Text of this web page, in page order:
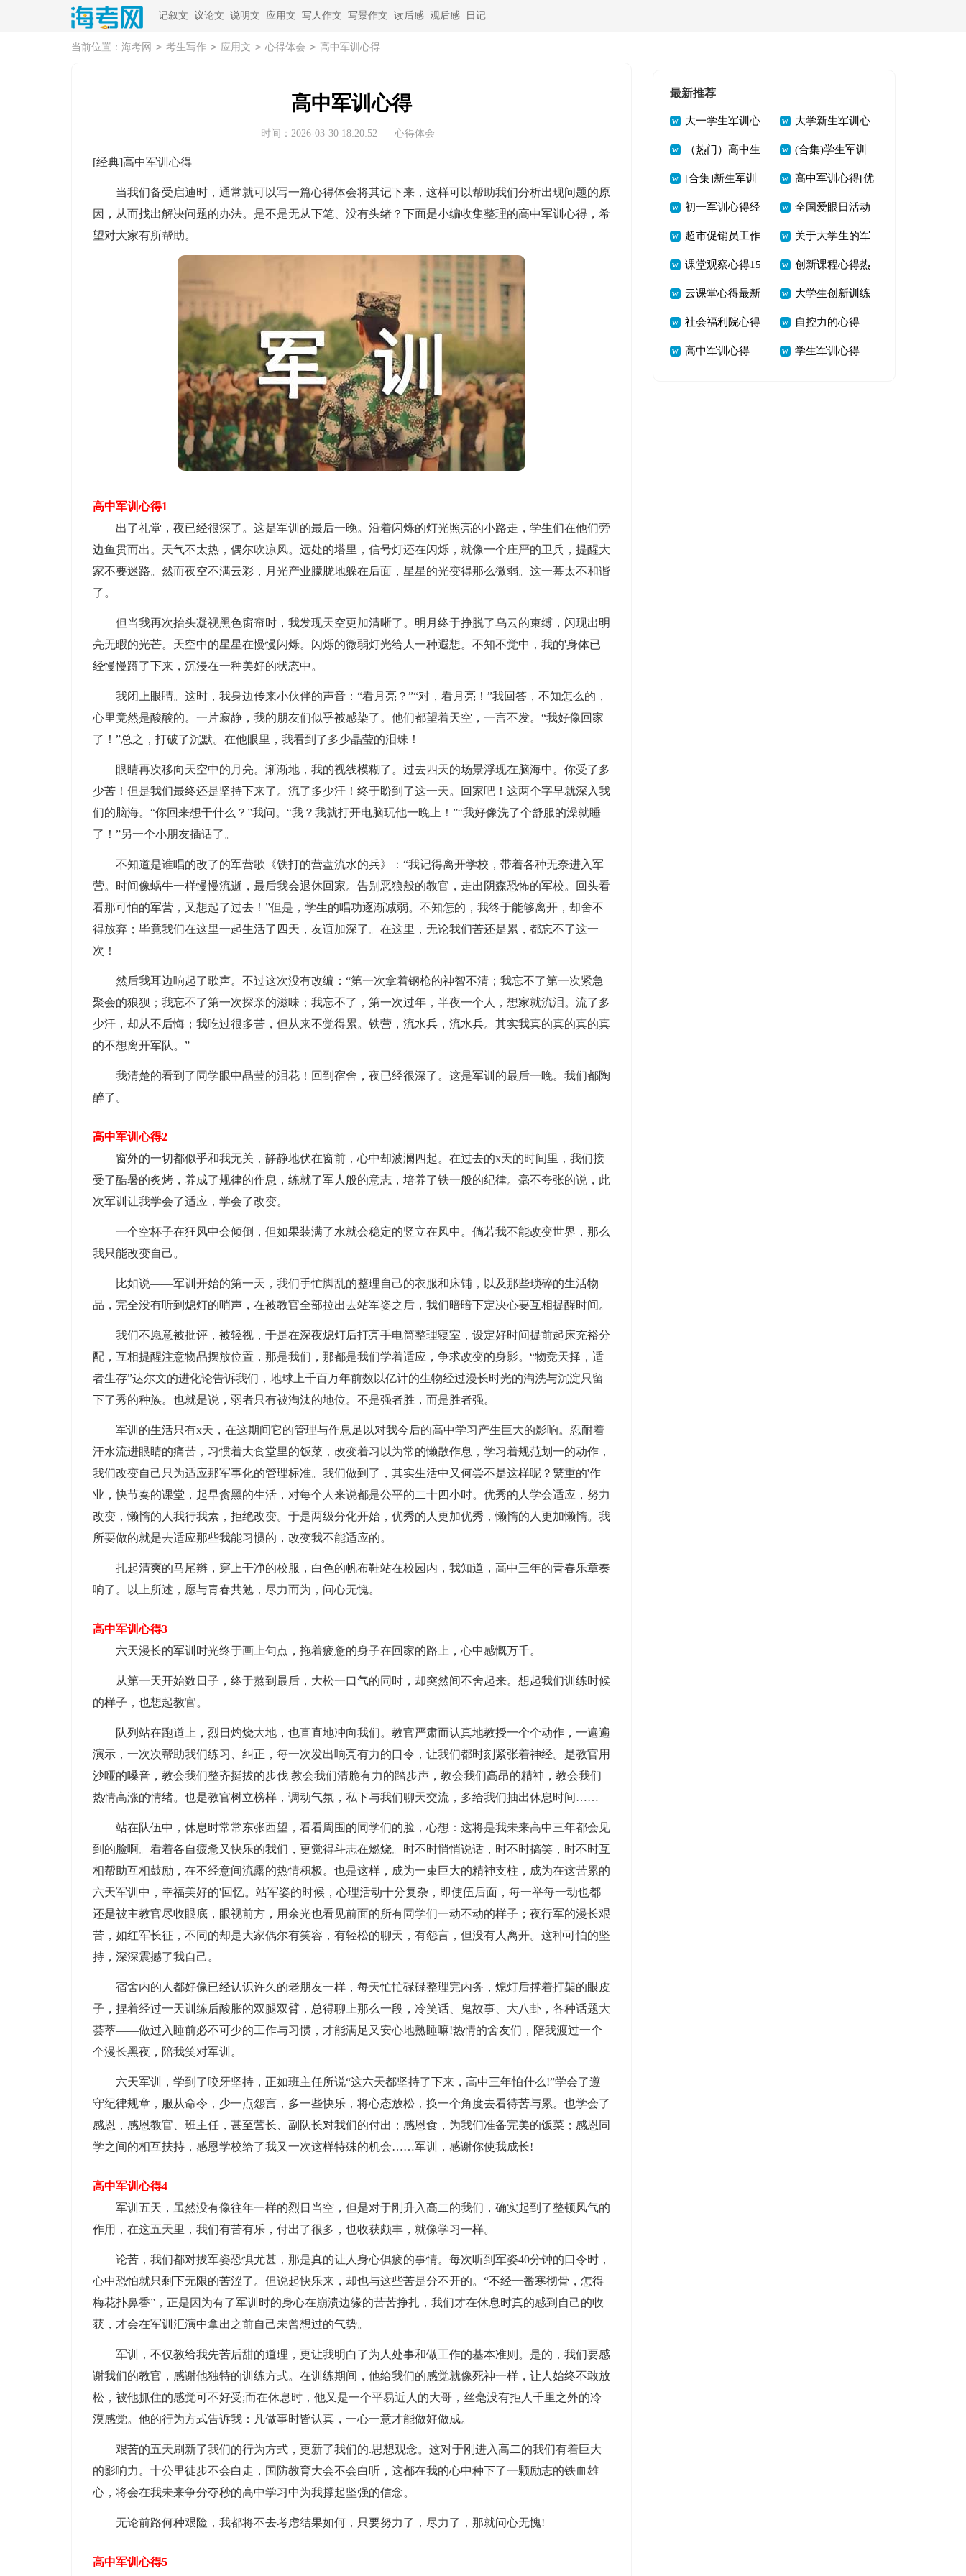
记叙文 议论文 说明文 应用文 写人作文 写景作文 读后感 观后感 日记
当前位置： 海考网 > 考生写作 > 应用文 > 心得体会 > 高中军训心得
高中军训心得
时间：2026-03-30 18:20:52 心得体会
[经典]高中军训心得
当我们备受启迪时，通常就可以写一篇心得体会将其记下来，这样可以帮助我们分析出现问题的原
因，从而找出解决问题的办法。是不是无从下笔、没有头绪？下面是小编收集整理的高中军训心得，希
望对大家有所帮助。
高中军训心得1
出了礼堂，夜已经很深了。这是军训的最后一晚。沿着闪烁的灯光照亮的小路走，学生们在他们旁
边鱼贯而出。天气不太热，偶尔吹凉风。远处的塔里，信号灯还在闪烁，就像一个庄严的卫兵，提醒大
家不要迷路。然而夜空不满云彩，月光产业朦胧地躲在后面，星星的光变得那么微弱。这一幕太不和谐
了。
但当我再次抬头凝视黑色窗帘时，我发现天空更加清晰了。明月终于挣脱了乌云的束缚，闪现出明
亮无暇的光芒。天空中的星星在慢慢闪烁。闪烁的微弱灯光给人一种遐想。不知不觉中，我的'身体已
经慢慢蹲了下来，沉浸在一种美好的状态中。
我闭上眼睛。这时，我身边传来小伙伴的声音：“看月亮？”“对，看月亮！”我回答，不知怎么的，
心里竟然是酸酸的。一片寂静，我的朋友们似乎被感染了。他们都望着天空，一言不发。“我好像回家
了！”总之，打破了沉默。在他眼里，我看到了多少晶莹的泪珠！
眼睛再次移向天空中的月亮。渐渐地，我的视线模糊了。过去四天的场景浮现在脑海中。你受了多
少苦！但是我们最终还是坚持下来了。流了多少汗！终于盼到了这一天。回家吧！这两个字早就深入我
们的脑海。“你回来想干什么？”我问。“我？我就打开电脑玩他一晚上！”“我好像洗了个舒服的澡就睡
了！”另一个小朋友插话了。
不知道是谁唱的改了的军营歌《铁打的营盘流水的兵》：“我记得离开学校，带着各种无奈进入军
营。时间像蜗牛一样慢慢流逝，最后我会退休回家。告别恶狼般的教官，走出阴森恐怖的军校。回头看
看那可怕的军营，又想起了过去！”但是，学生的唱功逐渐减弱。不知怎的，我终于能够离开，却舍不
得放弃；毕竟我们在这里一起生活了四天，友谊加深了。在这里，无论我们苦还是累，都忘不了这一
次！
然后我耳边响起了歌声。不过这次没有改编：“第一次拿着钢枪的神智不清；我忘不了第一次紧急
聚会的狼狈；我忘不了第一次探亲的滋味；我忘不了，第一次过年，半夜一个人，想家就流泪。流了多
少汗，却从不后悔；我吃过很多苦，但从来不觉得累。铁营，流水兵，流水兵。其实我真的真的真的真
的不想离开军队。”
我清楚的看到了同学眼中晶莹的泪花！回到宿舍，夜已经很深了。这是军训的最后一晚。我们都陶
醉了。
高中军训心得2
窗外的一切都似乎和我无关，静静地伏在窗前，心中却波澜四起。在过去的x天的时间里，我们接
受了酷暑的炙烤，养成了规律的作息，练就了军人般的意志，培养了铁一般的纪律。毫不夸张的说，此
次军训让我学会了适应，学会了改变。
一个空杯子在狂风中会倾倒，但如果装满了水就会稳定的竖立在风中。倘若我不能改变世界，那么
我只能改变自己。
比如说——军训开始的第一天，我们手忙脚乱的整理自己的衣服和床铺，以及那些琐碎的生活物
品，完全没有听到熄灯的哨声，在被教官全部拉出去站军姿之后，我们暗暗下定决心要互相提醒时间。
我们不愿意被批评，被轻视，于是在深夜熄灯后打亮手电筒整理寝室，设定好时间提前起床充裕分
配，互相提醒注意物品摆放位置，那是我们，那都是我们学着适应，争求改变的身影。“物竞天择，适
者生存”达尔文的进化论告诉我们，地球上千百万年前数以亿计的生物经过漫长时光的淘洗与沉淀只留
下了秀的种族。也就是说，弱者只有被淘汰的地位。不是强者胜，而是胜者强。
军训的生活只有x天，在这期间它的管理与作息足以对我今后的高中学习产生巨大的影响。忍耐着
汗水流进眼睛的痛苦，习惯着大食堂里的饭菜，改变着习以为常的懒散作息，学习着规范划一的动作，
我们改变自己只为适应那军事化的管理标准。我们做到了，其实生活中又何尝不是这样呢？繁重的'作
业，快节奏的课堂，起早贪黑的生活，对每个人来说都是公平的二十四小时。优秀的人学会适应，努力
改变，懒惰的人我行我素，拒绝改变。于是两级分化开始，优秀的人更加优秀，懒惰的人更加懒惰。我
所要做的就是去适应那些我能习惯的，改变我不能适应的。
扎起清爽的马尾辫，穿上干净的校服，白色的帆布鞋站在校园内，我知道，高中三年的青春乐章奏
响了。以上所述，愿与青春共勉，尽力而为，问心无愧。
高中军训心得3
六天漫长的军训时光终于画上句点，拖着疲惫的身子在回家的路上，心中感慨万千。
从第一天开始数日子，终于熬到最后，大松一口气的同时，却突然间不舍起来。想起我们训练时候
的样子，也想起教官。
队列站在跑道上，烈日灼烧大地，也直直地冲向我们。教官严肃而认真地教授一个个动作，一遍遍
演示，一次次帮助我们练习、纠正，每一次发出响亮有力的口令，让我们都时刻紧张着神经。是教官用
沙哑的嗓音，教会我们整齐挺拔的步伐 教会我们清脆有力的踏步声，教会我们高昂的精神，教会我们
热情高涨的情绪。也是教官树立榜样，调动气氛，私下与我们聊天交流，多给我们抽出休息时间……
站在队伍中，休息时常常东张西望，看看周围的同学们的脸，心想：这将是我未来高中三年都会见
到的脸啊。看着各自疲惫又快乐的我们，更觉得斗志在燃烧。时不时悄悄说话，时不时搞笑，时不时互
相帮助互相鼓励，在不经意间流露的热情积极。也是这样，成为一束巨大的精神支柱，成为在这苦累的
六天军训中，幸福美好的'回忆。站军姿的时候，心理活动十分复杂，即使伍后面，每一举每一动也都
还是被主教官尽收眼底，眼视前方，用余光也看见前面的所有同学们一动不动的样子；夜行军的漫长艰
苦，如红军长征，不同的却是大家偶尔有笑容，有轻松的聊天，有怨言，但没有人离开。这种可怕的坚
持，深深震撼了我自己。
宿舍内的人都好像已经认识许久的老朋友一样，每天忙忙碌碌整理完内务，熄灯后撑着打架的眼皮
子，捏着经过一天训练后酸胀的双腿双臂，总得聊上那么一段，冷笑话、鬼故事、大八卦，各种话题大
荟萃——做过入睡前必不可少的工作与习惯，才能满足又安心地熟睡嘛!热情的舍友们，陪我渡过一个
个漫长黑夜，陪我笑对军训。
六天军训，学到了咬牙坚持，正如班主任所说“这六天都坚持了下来，高中三年怕什么!”学会了遵
守纪律规章，服从命令，少一点怨言，多一些快乐，将心态放松，换一个角度去看待苦与累。也学会了
感恩，感恩教官、班主任，甚至营长、副队长对我们的付出；感恩食，为我们准备完美的饭菜；感恩同
学之间的相互扶持，感恩学校给了我又一次这样特殊的机会……军训，感谢你使我成长!
高中军训心得4
军训五天，虽然没有像往年一样的烈日当空，但是对于刚升入高二的我们，确实起到了整顿风气的
作用，在这五天里，我们有苦有乐，付出了很多，也收获颇丰，就像学习一样。
论苦，我们都对拔军姿恐惧尤甚，那是真的让人身心俱疲的事情。每次听到军姿40分钟的口令时，
心中恐怕就只剩下无限的苦涩了。但说起快乐来，却也与这些苦是分不开的。“不经一番寒彻骨，怎得
梅花扑鼻香”，正是因为有了军训时的身心在崩溃边缘的苦苦挣扎，我们才在休息时真的感到自己的收
获，才会在军训汇演中拿出之前自己未曾想过的气势。
军训，不仅教给我先苦后甜的道理，更让我明白了为人处事和做工作的基本准则。是的，我们要感
谢我们的教官，感谢他独特的训练方式。在训练期间，他给我们的感觉就像死神一样，让人始终不敢放
松，被他抓住的感觉可不好受;而在休息时，他又是一个平易近人的大哥，丝毫没有拒人千里之外的冷
漠感觉。他的行为方式告诉我：凡做事时皆认真，一心一意才能做好做成。
艰苦的五天刷新了我们的行为方式，更新了我们的.思想观念。这对于刚进入高二的我们有着巨大
的影响力。十公里徒步不会白走，国防教育大会不会白听，这都在我的心中种下了一颗励志的铁血雄
心，将会在我未来争分夺秒的高中学习中为我撑起坚强的信念。
无论前路何种艰险，我都将不去考虑结果如何，只要努力了，尽力了，那就问心无愧!
高中军训心得5
最新推荐
大一学生军训心
得（常用15篇）
大学新生军训心
得15篇【通用】
（热门）高中生
军训心得15篇
(合集)学生军训
心得
[合集]新生军训
心得
高中军训心得[优
选15篇]
初一军训心得经
典15篇
全国爱眼日活动
心得（通用16篇）
超市促销员工作
心得(10篇)
关于大学生的军
训心得
课堂观察心得15
篇（精华）
创新课程心得热
门
云课堂心得最新 大学生创新训练
心得
社会福利院心得 自控力的心得
高中军训心得 学生军训心得